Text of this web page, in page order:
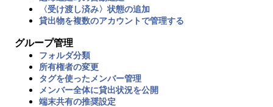
〈受け渡し済み〉状態の追加
貸出物を複数のアカウントで管理する
グループ管理
フォルダ分類
所有権者の変更
タグを使ったメンバー管理
メンバー全体に貸出状況を公開
端末共有の推奨設定